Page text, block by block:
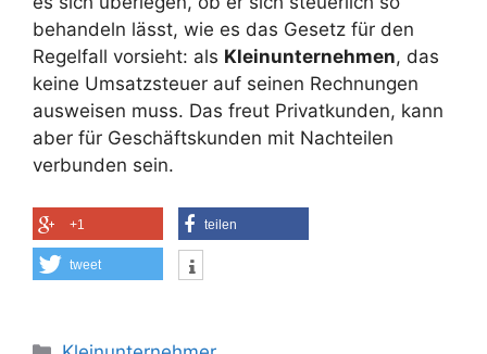
behandeln lässt, wie es das Gesetz für den
Regelfall vorsieht: als Kleinunternehmen, das
keine Umsatzsteuer auf seinen Rechnungen
ausweisen muss. Das freut Privatkunden, kann
aber für Geschäftskunden mit Nachteilen
verbunden sein.
+1 teilen
tweet
Kategorien